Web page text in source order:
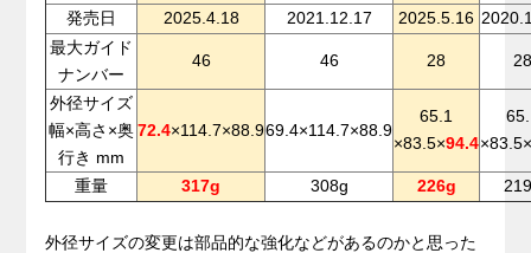
発売日 2025.4.18 2021.12.17 2025.5.16
最大ガイド
ナンバー
46 46 28
外径サイズ
幅×高さ×奥
行き mm
72.4×114.7×88.969.4×114.7×88.9
65.1
×83.5×94.4
重量 317g 308g 226g
外径サイズの変更は部品的な強化などがあるのかと思った